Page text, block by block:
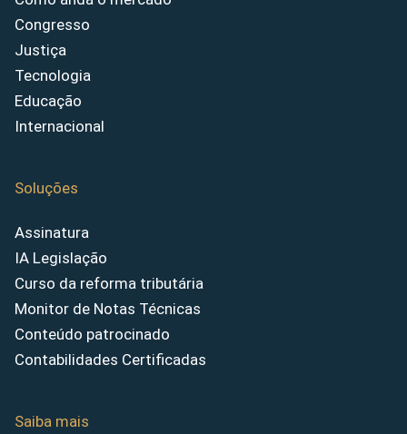
Congresso
Justiça
Tecnologia
Educação
Internacional
Soluções
Assinatura
IA Legislação
Curso da reforma tributária
Monitor de Notas Técnicas
Conteúdo patrocinado
Contabilidades Certificadas
Saiba mais